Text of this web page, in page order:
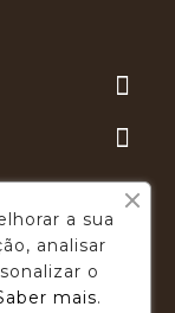


Webfeel.pt
a sua
analisar
o
mais.